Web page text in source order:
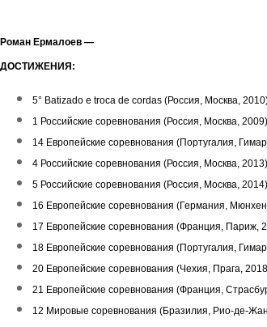
Роман Ермалоев —
ДОСТИЖЕНИЯ:
5° Batizado e troca de cordas (Россия, Москва,
1 Российские соревнования (Россия, Москва,
14 Европейские соревнования (Португалия,
4 Российские соревнования (Россия, Москва,
5 Российские соревнования (Россия, Москва,
16 Европейские соревнования (Германия,
17 Европейские соревнования (Франция, Париж,
18 Европейские соревнования (Португалия,
20 Европейские соревнования (Чехия, Прага,
21 Европейские соревнования (Франция,
12 Мировые соревнования (Бразилия, Рио-де-